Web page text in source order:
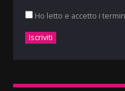
Ho letto e accetto i